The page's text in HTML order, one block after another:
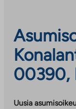
00390,
Uusia